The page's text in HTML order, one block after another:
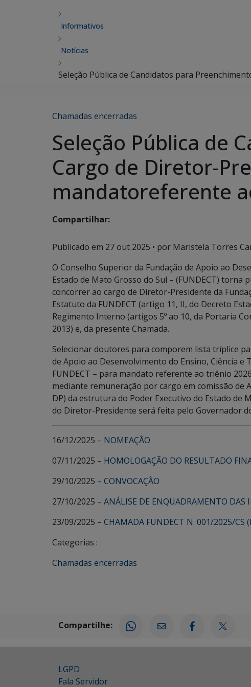
Informativos
Notícias
Seleção Pública de Candidatos para
Chamadas encerradas
Seleção Pública de
Cargo de Diretor-
mandatoreferente
Compartilhar:
Publicado em 27 out 2025 • por Maristela Torres
O Conselho Superior da Fundação de Apoio ao
Estado de Mato Grosso do Sul – (FUNDECT) torna
concorrer ao cargo de Diretor-Presidente da
Estatuto da FUNDECT (artigo 11, II, do Decreto
Regimento Interno (artigos 5º ao 10, da Portaria
2013) e, da presente Chamada.
Selecionar doutores para comporem lista tríplice
de Apoio ao Desenvolvimento do Ensino, Ciência e
FUNDECT – para mandato referente ao triênio
mediante remuneração por cargo em comissão de
DP) da estrutura do Poder Executivo do Estado de
do Diretor-Presidente será feita pelo Governador
16/12/2025 – NOMEAÇÃO
07/11/2025 – HOMOLOGAÇÃO DO RESULTADO
29/10/2025 – CONVOCAÇÃO
27/10/2025 – ANÁLISE DE ENQUADRAMENTO DAS
23/09/2025 – CHAMADA FUNDECT N. 001/2025/CS
Categorias :
Chamadas encerradas
Compartilhe:
LGPD
Fala Servidor